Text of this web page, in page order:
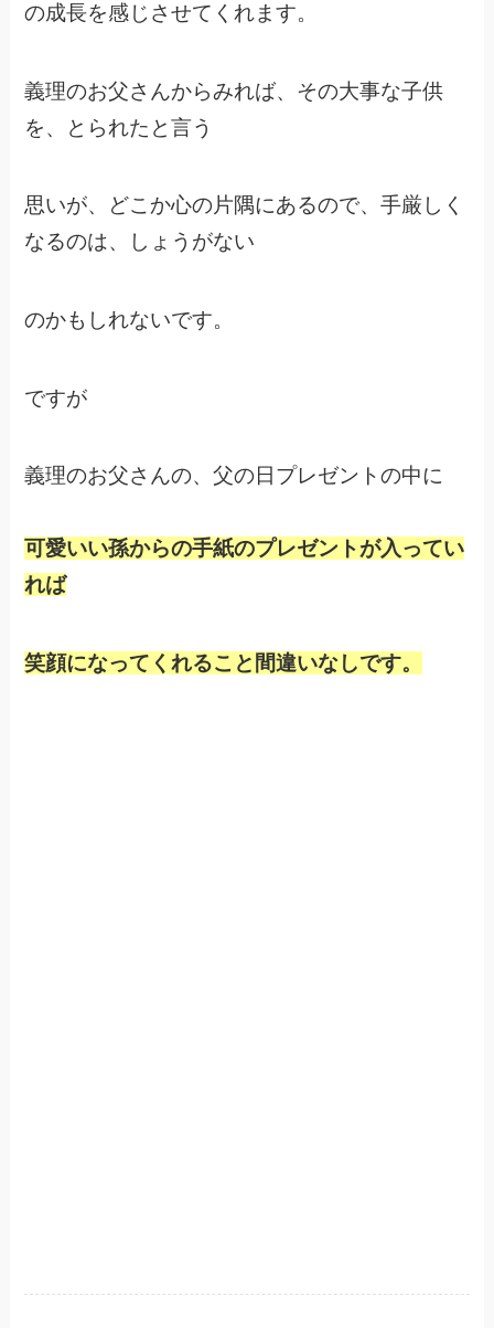
の成長を感じさせてくれます。
義理のお父さんからみれば、その大事な子供
を、とられたと言う
思いが、どこか心の片隅にあるので、手厳しく
なるのは、しょうがない
のかもしれないです。
ですが
義理のお父さんの、父の日プレゼントの中に
可愛いい孫からの手紙のプレゼントが入ってい
れば
笑顔になってくれること間違いなしです。